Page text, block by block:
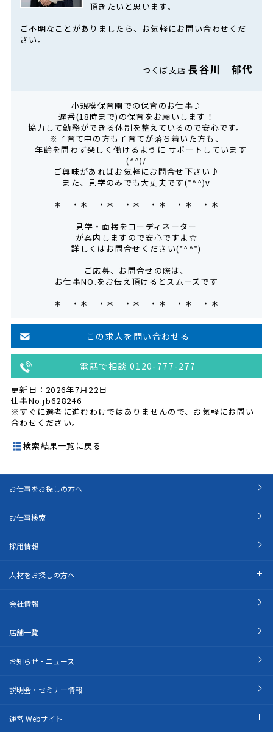
頂きたいと思います。
ご不明なことがありましたら、お気軽にお問い合わせくだ
さい。
つくば支店長谷川 郁代
小規模保育園での保育のお仕事♪
遅番(18時まで)の保育をお願いします！
協力して勤務ができる体制を整えているので安心です。
※子育て中の方も子育てが落ち着いた方も、
年齢を問わず楽しく働けるように サポートしています
(^^)/
ご興味があればお気軽にお問合せ下さい♪
また、見学のみでも大丈夫です(*^^)v
＊－・＊－・＊－・＊－・＊－・＊－・＊
見学・面接をコーディネーター
が案内しますので安心ですよ☆
詳しくはお問合せください(*^^*)
ご応募、お問合せの際は、
お仕事NO.をお伝え頂けるとスムーズです
＊－・＊－・＊－・＊－・＊－・＊－・＊
この求人を問い合わせる
電話で相談 0120-777-277
更新日：2026年7月22日
仕事No.jb628246
※すぐに選考に進むわけではありませんので、お気軽にお問い
合わせください。
検索結果一覧に戻る
お仕事をお探しの方へ
お仕事検索
採用情報
人材をお探しの方へ
会社情報
店舗一覧
お知らせ・ニュース
説明会・セミナー情報
運営 Webサイト